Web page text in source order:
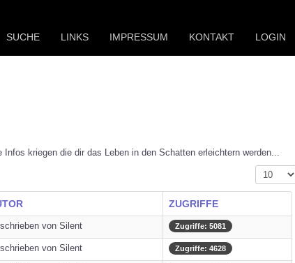
SUCHE LINKS IMPRESSUM KONTAKT LOGIN
Infos kriegen die dir das Leben in den Schatten erleichtern werden...
Anzeige #
ZUGRIFFE
von Silent Zugriffe: 5081
von Silent Zugriffe: 4628